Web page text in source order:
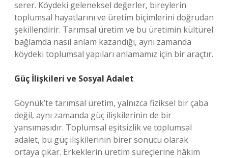
serer. Köydeki geleneksel değerler, bireylerin
toplumsal hayatlarını ve üretim biçimlerini doğrudan
şekillendirir. Tarımsal üretim ve bu üretimin kültürel
bağlamda nasıl anlam kazandığı, aynı zamanda
köydeki toplumsal yapıları anlamamız için bir araçtır.
Güç İlişkileri ve Sosyal Adalet
Göynük’te tarımsal üretim, yalnızca fiziksel bir çaba
değil, aynı zamanda güç ilişkilerinin de bir
yansımasıdır. Toplumsal eşitsizlik ve toplumsal
adalet, bu güç ilişkilerinin birer sonucu olarak
ortaya çıkar. Erkeklerin üretim süreçlerine hâkim